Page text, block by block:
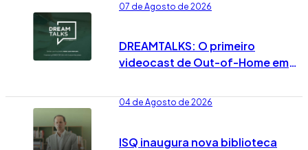
07 de Agosto de 2026
DREAMTALKS: O primeiro
videocast de Out-of-Home em
04 de Agosto de 2026
ISQ inaugura nova biblioteca